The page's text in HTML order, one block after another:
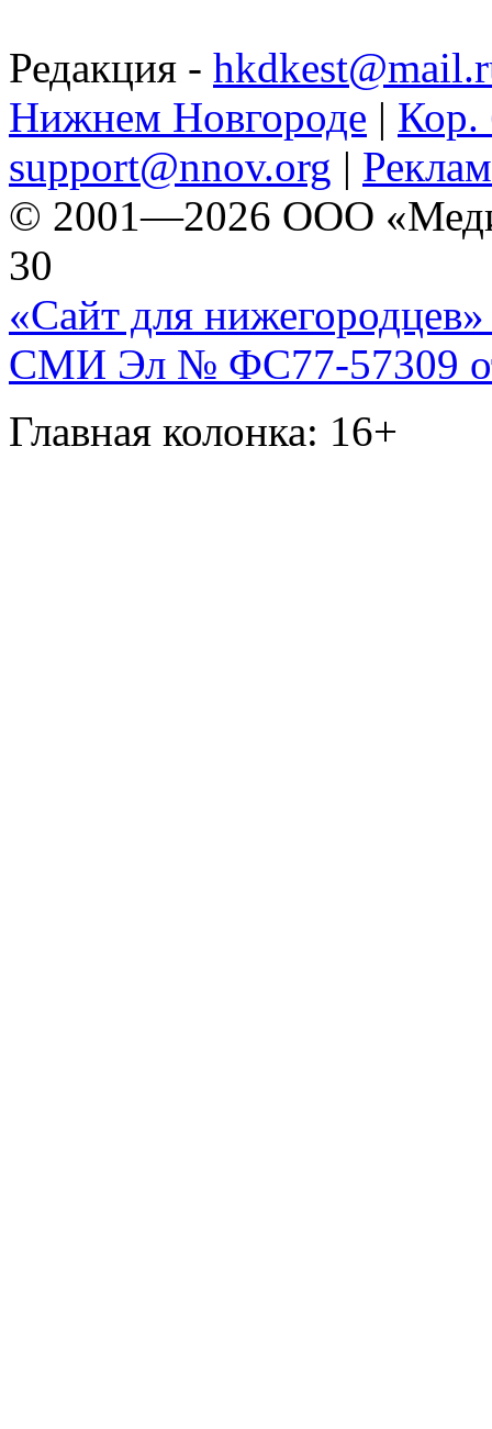
Редакция -
Нижнем Новгороде | Кор.
support@nnov.org |
© 2001—2026 ООО
30
«Сайт для нижегородцев»
СМИ Эл № ФС77-57309
Главная колонка: 16+